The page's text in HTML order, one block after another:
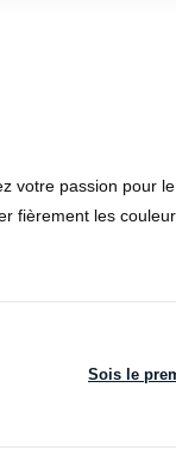
votre passion pour
fièrement les
Sois le